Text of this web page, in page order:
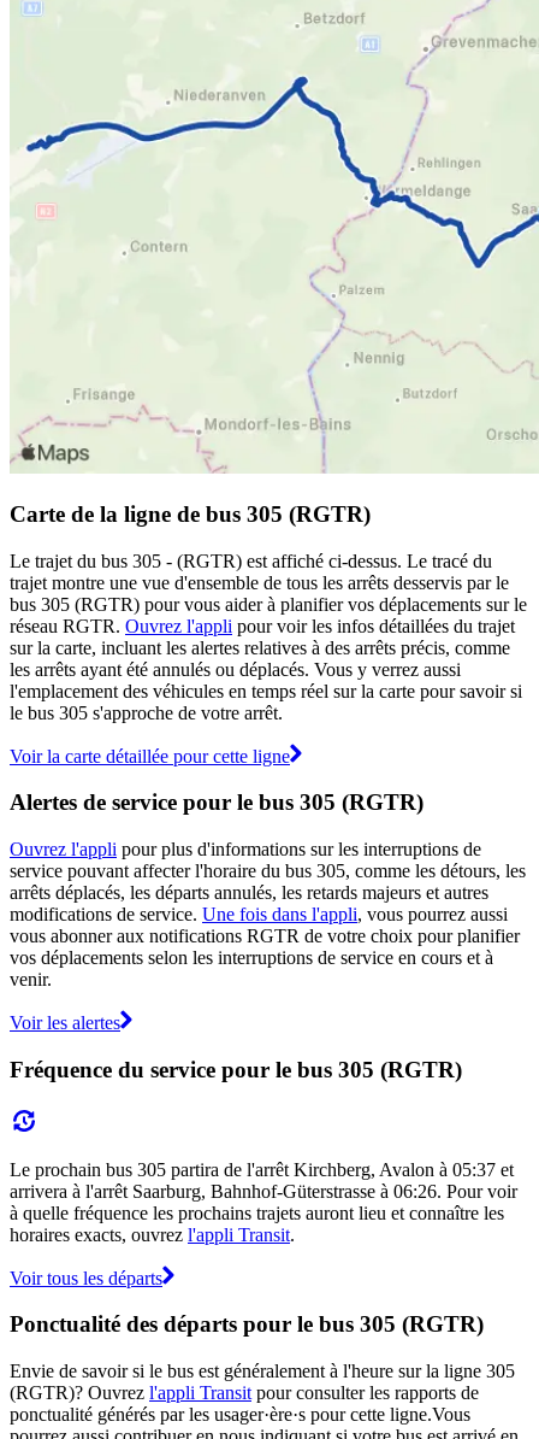
Carte de la ligne de bus 305 (RGTR)
Le trajet du bus 305 - (RGTR) est affiché ci-dessus. Le tracé du
trajet montre une vue d'ensemble de tous les arrêts desservis par le
bus 305 (RGTR) pour vous aider à planifier vos déplacements sur le
réseau RGTR. Ouvrez l'appli pour voir les infos détaillées du trajet
sur la carte, incluant les alertes relatives à des arrêts précis, comme
les arrêts ayant été annulés ou déplacés. Vous y verrez aussi
l'emplacement des véhicules en temps réel sur la carte pour savoir si
le bus 305 s'approche de votre arrêt.
Voir la carte détaillée pour cette ligne
Alertes de service pour le bus 305 (RGTR)
Ouvrez l'appli pour plus d'informations sur les interruptions de
service pouvant affecter l'horaire du bus 305, comme les détours, les
arrêts déplacés, les départs annulés, les retards majeurs et autres
modifications de service. Une fois dans l'appli, vous pourrez aussi
vous abonner aux notifications RGTR de votre choix pour planifier
vos déplacements selon les interruptions de service en cours et à
venir.
Voir les alertes
Fréquence du service pour le bus 305 (RGTR)
Le prochain bus 305 partira de l'arrêt Kirchberg, Avalon à 05:37 et
arrivera à l'arrêt Saarburg, Bahnhof-Güterstrasse à 06:26. Pour voir
à quelle fréquence les prochains trajets auront lieu et connaître les
horaires exacts, ouvrez l'appli Transit.
Voir tous les départs
Ponctualité des départs pour le bus 305 (RGTR)
Envie de savoir si le bus est généralement à l'heure sur la ligne 305
(RGTR)? Ouvrez l'appli Transit pour consulter les rapports de
ponctualité générés par les usager·ère·s pour cette ligne.Vous